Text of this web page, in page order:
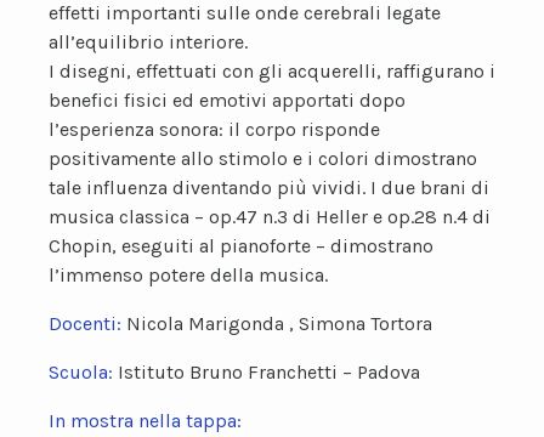
effetti importanti sulle onde cerebrali legate
all’equilibrio interiore.
I disegni, effettuati con gli acquerelli, raffigurano i
benefici fisici ed emotivi apportati dopo
l’esperienza sonora: il corpo risponde
positivamente allo stimolo e i colori dimostrano
tale influenza diventando più vividi. I due brani di
musica classica – op.47 n.3 di Heller e op.28 n.4 di
Chopin, eseguiti al pianoforte – dimostrano
l’immenso potere della musica.
Docenti: Nicola Marigonda , Simona Tortora
Scuola: Istituto Bruno Franchetti – Padova
In mostra nella tappa: